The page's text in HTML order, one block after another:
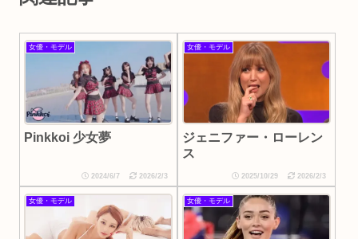
女優・モデル
Pinkkoi 少女夢
2024/6/7 2026/2/3
女優・モデル
ジェニファー・ローレン
ス
2025/10/29 2026/2/3
女優・モデル 女優・モデル